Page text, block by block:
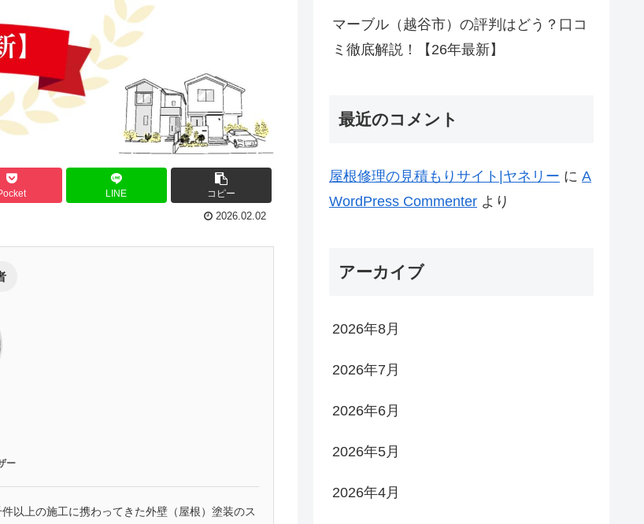
LINE コピー
2026.02.02
ー
以上の施工に携わってきた外壁（屋根）塗装のス
マーブル（越谷市）の評判はどう？口コ
ミ徹底解説！【26年最新】
最近のコメント
屋根修理の見積もりサイト|ヤネリー に A
WordPress Commenter より
アーカイブ
2026年8月
2026年7月
2026年6月
2026年5月
2026年4月